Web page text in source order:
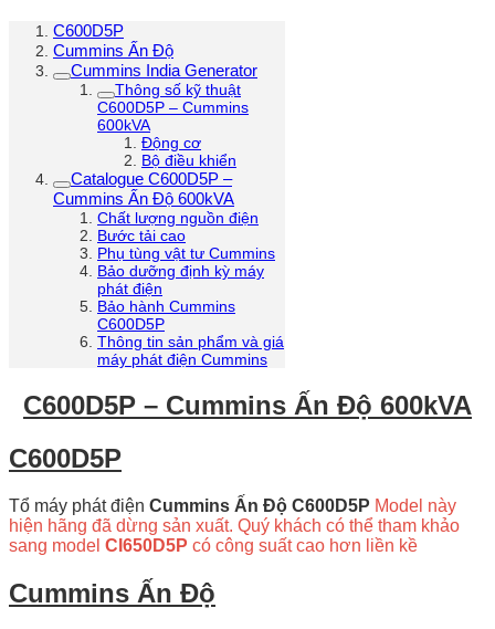
C600D5P
Cummins Ấn Độ
Cummins India Generator
Thông số kỹ thuật
C600D5P – Cummins
600kVA
Động cơ
Bộ điều khiển
Catalogue C600D5P –
Cummins Ấn Độ 600kVA
Chất lượng nguồn điện
Bước tải cao
Phụ tùng vật tư Cummins
Bảo dưỡng định kỳ máy
phát điện
Bảo hành Cummins
C600D5P
Thông tin sản phẩm và giá
máy phát điện Cummins
C600D5P – Cummins Ấn Độ 600kVA
C600D5P
Tổ máy phát điện Cummins Ấn Độ C600D5P Model này
hiện hãng đã dừng sản xuất. Quý khách có thể tham khảo
sang model CI650D5P có công suất cao hơn liền kề
Cummins Ấn Độ